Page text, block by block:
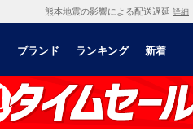
熊本地震の影響による配送遅延 詳細
ブランド ランキング 新着